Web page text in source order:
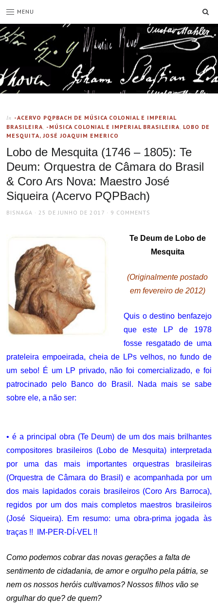
MENU
In -ACERVO PQPBACH DE MÚSICA COLONIAL E IMPERIAL
BRASILEIRA, -MÚSICA COLONIAL E IMPERIAL BRASILEIRA, LOBO DE
MESQUITA, JOSÉ JOAQUIM EMERICO
Lobo de Mesquita (1746 – 1805): Te
Deum: Orquestra de Câmara do Brasil
& Coro Ars Nova: Maestro José
Siqueira (Acervo PQPBach)
AUTHOR
BISNAGA
POSTED
25 DE JUNHO DE 2017 9 COMMENTS
Te Deum de Lobo de
Mesquita
(Originalmente postado
em fevereiro de 2012)
Quis o destino benfazejo
que este LP de 1978
fosse resgatado de uma
prateleira empoeirada, cheia de LPs velhos, no fundo de
um sebo! É um LP privado, não foi comercializado, e foi
patrocinado pelo Banco do Brasil. Nada mais se sabe
sobre ele, a não ser:
• é a principal obra (Te Deum) de um dos mais brilhantes
compositores brasileiros (Lobo de Mesquita) interpretada
por uma das mais importantes orquestras brasileiras
(Orquestra de Câmara do Brasil) e acompanhada por um
dos mais lapidados corais brasileiros (Coro Ars Barroca),
regidos por um dos mais completos maestros brasileiros
(José Siqueira). Em resumo: uma obra-prima jogada às
traças !! IM-PER-DÍ-VEL !!
Como podemos cobrar das novas gerações a falta de
sentimento de cidadania, de amor e orgulho pela pátria, se
nem os nossos heróis cultivamos? Nossos filhos vão se
orgulhar do que? de quem?